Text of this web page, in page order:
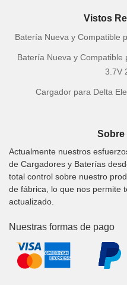
Vistos
Batería Nueva y Compatible
Batería Nueva y Compatible
3.7V
Cargador para Delta
Sobre
Actualmente nuestros
de Cargadores y Baterías
total control sobre nuestro
de fábrica, lo que nos permite
actualizado.
Nuestras formas de pago